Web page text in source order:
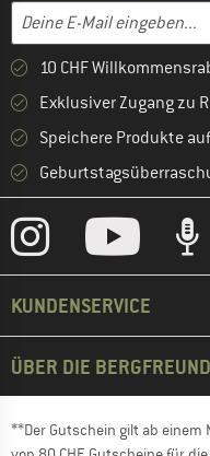
E-Mail-Adresse
Gib hier deine E-Mail-
10 CHF
Exklusiver Zugang zu
Speichere Produkte
KUNDENSERVICE
ÜBER DIE
**Der Gutschein gilt ab